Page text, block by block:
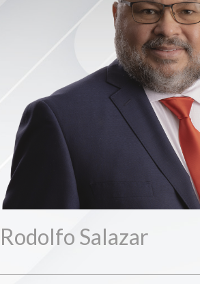
Rodolfo Salazar